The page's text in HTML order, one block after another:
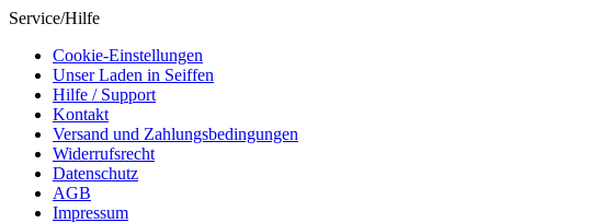
Service/Hilfe
Cookie-Einstellungen
Unser Laden in Seiffen
Hilfe / Support
Kontakt
Versand und Zahlungsbedingungen
Widerrufsrecht
Datenschutz
AGB
Impressum